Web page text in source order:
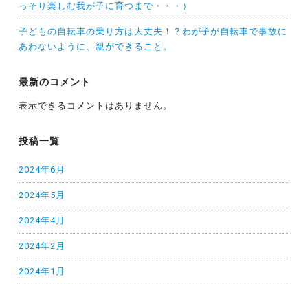
っそり楽しむ我が子に育つまで・・・）
子どもの自転車の乗り方は大丈夫！？わが子が自転車で事故に
あわないように、親ができること。
最新のコメント
表示できるコメントはありません。
投稿一覧
2024年6月
2024年5月
2024年4月
2024年2月
2024年1月